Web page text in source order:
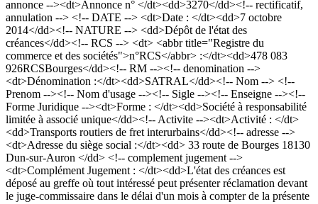
annonce --><dt>Annonce n° </dt><dd>3270</dd><!-- rectificatif,
annulation --> <!-- DATE --> <dt>Date : </dt><dd>7 octobre
2014</dd><!-- NATURE --> <dd>Dépôt de l'état des
créances</dd><!-- RCS --> <dt> <abbr title="Registre du
commerce et des sociétés">n°RCS</abbr> :</dt><dd>478 083
926RCSBourges</dd><!-- RM --><!-- denomination -->
<dt>Dénomination :</dt><dd>SATRAL</dd><!-- Nom --> <!--
Prenom --><!-- Nom d'usage --><!-- Sigle --><!-- Enseigne --><!--
Forme Juridique --><dt>Forme : </dt><dd>Société à responsabilité
limitée à associé unique</dd><!-- Activite --><dt>Activité : </dt>
<dd>Transports routiers de fret interurbains</dd><!-- adresse -->
<dt>Adresse du siège social :</dt><dd> 33 route de Bourges 18130
Dun-sur-Auron </dd> <!-- complement jugement -->
<dt>Complément Jugement : </dt><dd>L'état des créances est
déposé au greffe où tout intéressé peut présenter réclamation devant
le juge-commissaire dans le délai d'un mois à compter de la présente